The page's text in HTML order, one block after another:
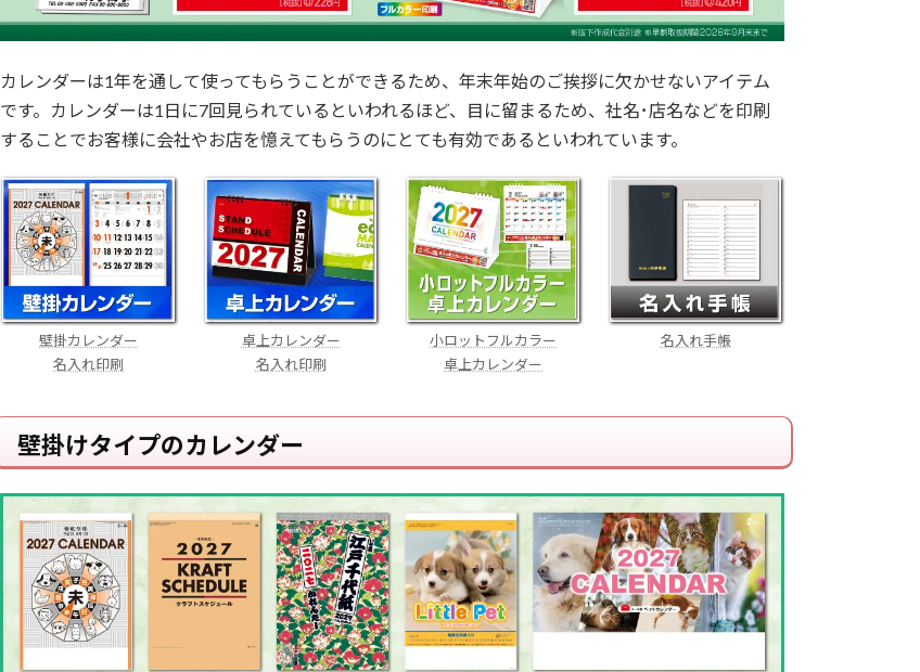
カレンダーは1年を通して使ってもらうことができるため、年末年始のご挨拶に欠かせないアイテム
です。カレンダーは1日に7回見られているといわれるほど、目に留まるため、社名･店名などを印刷
することでお客様に会社やお店を憶えてもらうのにとても有効であるといわれています。
壁掛カレンダー
名入れ印刷
卓上カレンダー
名入れ印刷
小ロットフルカラー
卓上カレンダー
名入れ手帳
壁掛けタイプのカレンダー